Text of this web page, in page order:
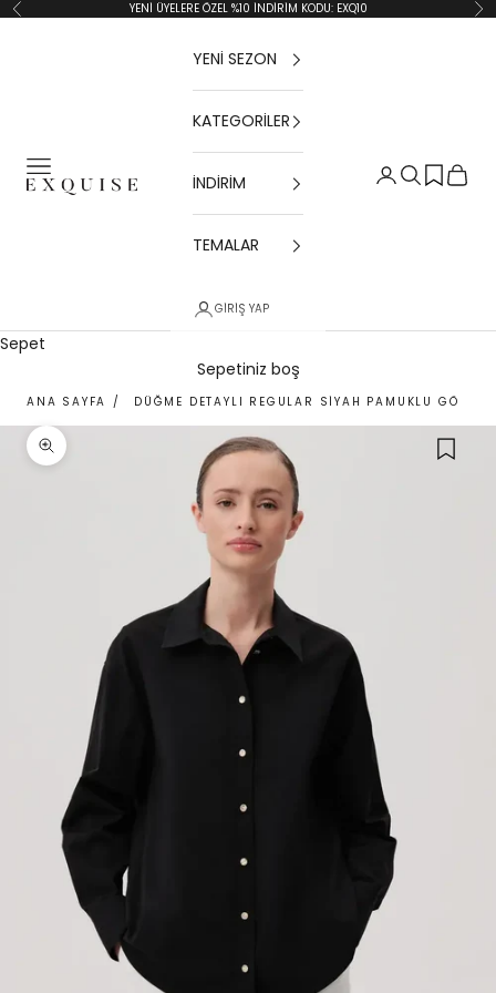
İçeriğe geç
Geri YENİ ÜYELERE ÖZEL %10 İNDİRİM KODU: EXQ10
Menü
Exquise TR
Giriş Yap
Ara Sepet
YENİ SEZON
KATEGORİLER
İNDİRİM
TEMALAR
GIRIŞ YAP
Sepet
Sepetiniz boş
ANA SAYFA / DÜĞME DETAYLI REGULAR SIYAH PAMUKLU GÖMLEK
Yakınlaştır